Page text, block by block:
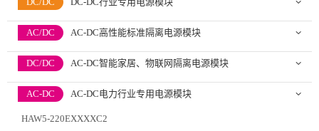
AC/DC AC-DC高性能标准隔离电源模块
DC/DC AC-DC智能家居、物联网隔离电源模块
AC-DC AC-DC电力行业专用电源模块
HAW5-220EXXXXC2